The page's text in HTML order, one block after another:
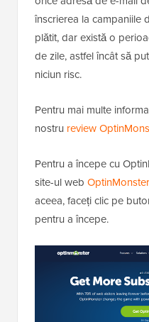
înscrierea la campaniile
plătit, dar există o
de zile, astfel încât să
niciun risc.
Pentru mai multe
nostru review
Pentru a începe cu
site-ul web OptinMonster
aceea, faceți clic pe
pentru a începe.